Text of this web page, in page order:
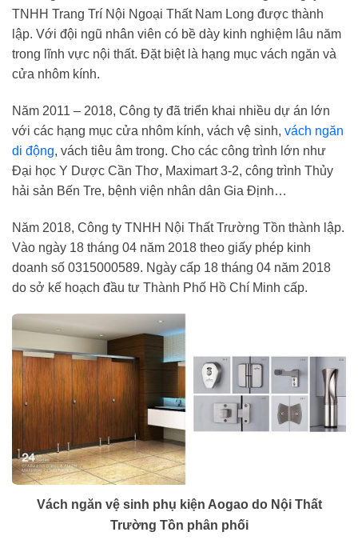
TNHH Trang Trí Nội Ngoại Thất Nam Long được thành
lập. Với đội ngũ nhân viên có bề dày kinh nghiệm lâu năm
trong lĩnh vực nội thất. Đặt biệt là hạng mục vách ngăn và
cửa nhôm kính.
Năm 2011 – 2018, Công ty đã triển khai nhiều dự án lớn
với các hạng mục cửa nhôm kính, vách vệ sinh, vách ngăn
di động, vách tiêu âm trong. Cho các công trình lớn như
Đại học Y Dược Cần Thơ, Maximart 3-2, công trình Thủy
hải sản Bến Tre, bệnh viện nhân dân Gia Định…
Năm 2018, Công ty TNHH Nội Thất Trường Tồn thành lập.
Vào ngày 18 tháng 04 năm 2018 theo giấy phép kinh
doanh số 0315000589. Ngày cấp 18 tháng 04 năm 2018
do sở kế hoạch đầu tư Thành Phố Hồ Chí Minh cấp.
Vách ngăn vệ sinh phụ kiện Aogao do Nội Thất
Trường Tồn phân phối